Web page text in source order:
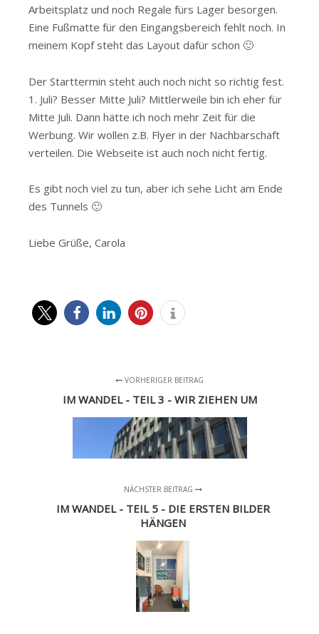
Arbeitsplatz und noch Regale fürs Lager besorgen.
Eine Fußmatte für den Eingangsbereich fehlt noch. In
meinem Kopf steht das Layout dafür schon 🙂
Der Starttermin steht auch noch nicht so richtig fest.
1. Juli? Besser Mitte Juli? Mittlerweile bin ich eher für
Mitte Juli. Dann hätte ich noch mehr Zeit für die
Werbung. Wir wollen z.B. Flyer in der Nachbarschaft
verteilen. Die Webseite ist auch noch nicht fertig.
Es gibt noch viel zu tun, aber ich sehe Licht am Ende
des Tunnels 🙂
Liebe Grüße, Carola
VORHERIGER BEITRAG
IM WANDEL - TEIL 3 - WIR ZIEHEN UM
NÄCHSTER BEITRAG
IM WANDEL - TEIL 5 - DIE ERSTEN BILDER
HÄNGEN